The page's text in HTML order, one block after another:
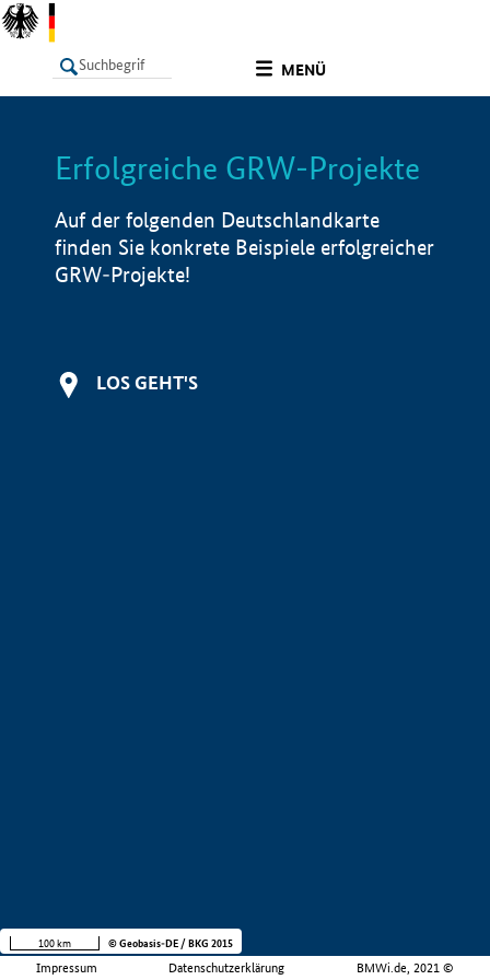
MENÜ
LISTE Info
Erfolgreiche GRW-Projekte
Auf der folgenden Deutschlandkarte
finden Sie konkrete Beispiele erfolgreicher
GRW-Projekte!
LOS GEHT'S
Impressum Datenschutzerklärung BMWi.de, 2021 ©
100 km © Geobasis-DE / BKG 2015